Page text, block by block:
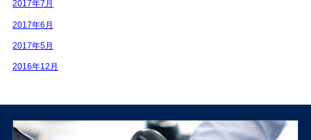
2017年7月
2017年6月
2017年5月
2016年12月